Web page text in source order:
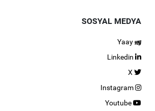
SOSYAL MEDYA
Yaay
Linkedin
X
Instagram
Youtube